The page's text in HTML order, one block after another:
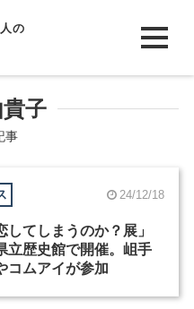
の
子
事
24/12/18
してしまうのか？展」
立歴史館で開催。岨手
コムアイが参加